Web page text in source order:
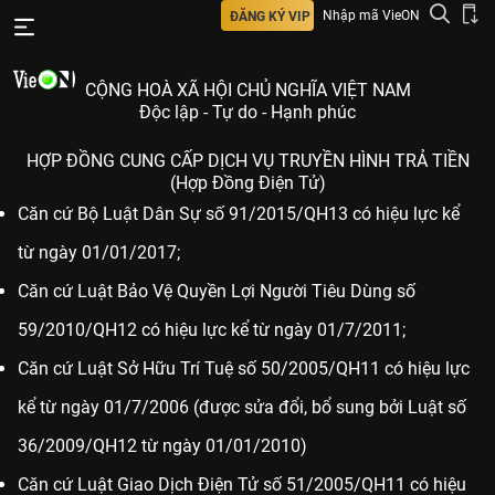
ĐĂNG KÝ VIP Nhập mã VieON
CỘNG HOÀ XÃ HỘI CHỦ NGHĨA VIỆT NAM
Độc lập - Tự do - Hạnh phúc
HỢP ĐỒNG CUNG CẤP DỊCH VỤ TRUYỀN HÌNH TRẢ TIỀN
(Hợp Đồng Điện Tử)
Căn cứ Bộ Luật Dân Sự số 91/2015/QH13 có hiệu lực kể
từ ngày 01/01/2017;
Căn cứ Luật Bảo Vệ Quyền Lợi Người Tiêu Dùng số
59/2010/QH12 có hiệu lực kể từ ngày 01/7/2011;
Căn cứ Luật Sở Hữu Trí Tuệ số 50/2005/QH11 có hiệu lực
kể từ ngày 01/7/2006 (được sửa đổi, bổ sung bởi Luật số
36/2009/QH12 từ ngày 01/01/2010)
Căn cứ Luật Giao Dịch Điện Tử số 51/2005/QH11 có hiệu